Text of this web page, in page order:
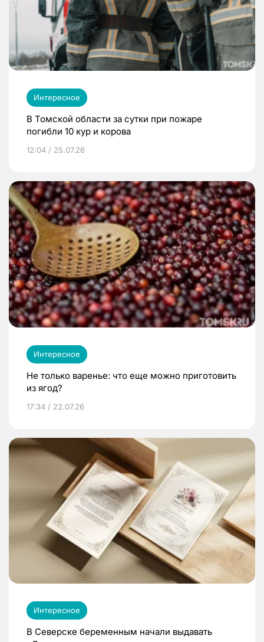
Интересное
В Томской области за сутки при пожаре
погибли 10 кур и корова
12:04 / 25.07.26
Интересное
Не только варенье: что еще можно приготовить
из ягод?
17:34 / 22.07.26
Интересное
В Северске беременным начали выдавать